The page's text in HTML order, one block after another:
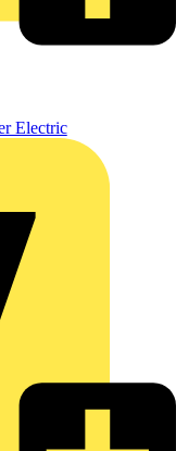
Electric